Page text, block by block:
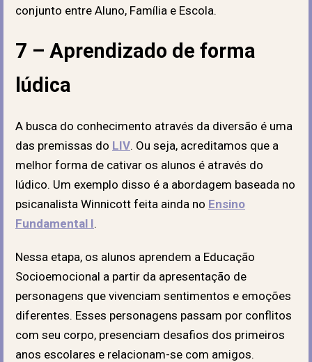
conjunto entre Aluno, Família e Escola.
7 – Aprendizado de forma
lúdica
A busca do conhecimento através da diversão é uma
das premissas do LIV. Ou seja, acreditamos que a
melhor forma de cativar os alunos é através do
lúdico. Um exemplo disso é a abordagem baseada no
psicanalista Winnicott feita ainda no Ensino
Fundamental I.
Nessa etapa, os alunos aprendem a Educação
Socioemocional a partir da apresentação de
personagens que vivenciam sentimentos e emoções
diferentes. Esses personagens passam por conflitos
com seu corpo, presenciam desafios dos primeiros
anos escolares e relacionam-se com amigos.